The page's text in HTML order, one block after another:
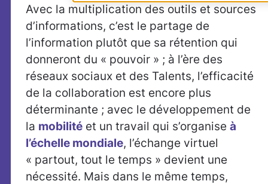
Avec la multiplication des outils et sources
d’informations, c’est le partage de
l’information plutôt que sa rétention qui
donneront du « pouvoir » ; à l’ère des
réseaux sociaux et des Talents, l’efficacité
de la collaboration est encore plus
déterminante ; avec le développement de
la mobilité et un travail qui s’organise à
l’échelle mondiale, l’échange virtuel
« partout, tout le temps » devient une
nécessité. Mais dans le même temps,